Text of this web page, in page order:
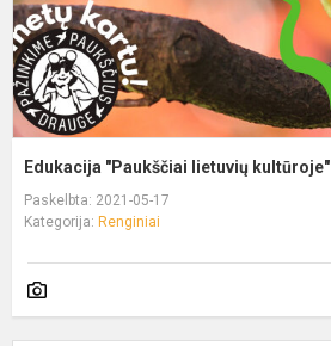
Edukacija "Paukščiai lietuvių kultūroje"
Paskelbta: 2021-05-17
Kategorija: Renginiai